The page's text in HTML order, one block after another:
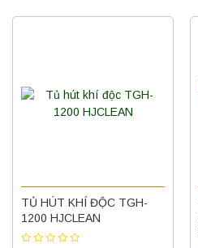
TỦ HÚT KHÍ ĐỘC TGH-
1200 HJCLEAN